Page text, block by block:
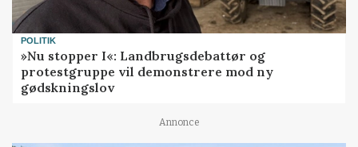
POLITIK
»Nu stopper I«: Landbrugsdebattør og
protestgruppe vil demonstrere mod ny
gødskningslov
Annonce